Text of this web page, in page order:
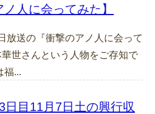
人に会ってみた】
放送の『衝撃のアノ人に会って
世さんという人物をご存知で
福...
日目11月7日土の興行収